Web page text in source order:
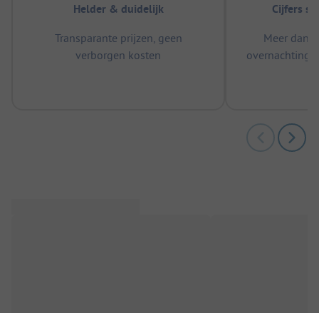
Helder & duidelijk
Transparante prijzen, geen
verborgen kosten
Cijfers
Meer dan